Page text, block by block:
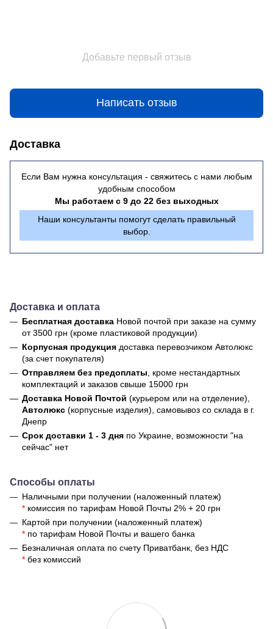
Добавьте первый отзыв
Написать отзыв
Доставка
Если Вам нужна консультация - свяжитесь с нами любым
удобным способом
Мы работаем с 9 до 22 без выходных
Наши консультанты помогут сделать правильный
выбор.
Доставка и оплата
Бесплатная доставка Новой почтой при заказе на сумму
от 3500 грн (кроме пластиковой продукции)
Корпусная продукция доставка перевозчиком Автолюкс
(за счет покупателя)
Отправляем без предоплаты , кроме нестандартных
комплектаций и заказов свыше 15000 грн
Доставка Новой Почтой (курьером или на отделение),
Автолюкс (корпусные изделия), самовывоз со склада в г.
Днепр
Срок доставки 1 - 3 дня по Украине, возможности "на
сейчас" нет
Способы оплаты
Наличными при получении (наложенный платеж)
* комиссия по тарифам Новой Почты 2% + 20 грн
Картой при получении (наложенный платеж)
* по тарифам Новой Почты и вашего банка
Безналичная оплата по счету Приватбанк, без НДС
* без комиссий